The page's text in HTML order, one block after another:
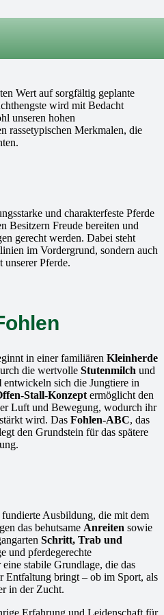
Wert auf sorgfältig geplante
wird mit Bedacht
unseren hohen
rassetypischen Merkmalen, die
und charakterfeste Pferde
Besitzern Freude bereiten und
gerecht werden. Dabei steht
im Vordergrund, sondern auch
unserer Pferde.
in einer familiären Kleinherde
die wertvolle Stutenmilch und
entwickeln sich die Jungtiere in
Stall-Konzept ermöglicht den
Luft und Bewegung, wodurch ihr
wird. Das Fohlen-ABC, das
den Grundstein für das spätere
Ausbildung, die mit dem
das behutsame Anreiten sowie
Schritt, Trab und
und pferdegerechte
stabile Grundlage, die das
Entfaltung bringt – ob im Sport, als
in der Zucht.
Erfahrung und Leidenschaft für